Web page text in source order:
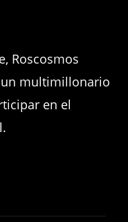
Roscosmos
multimillonario
en el